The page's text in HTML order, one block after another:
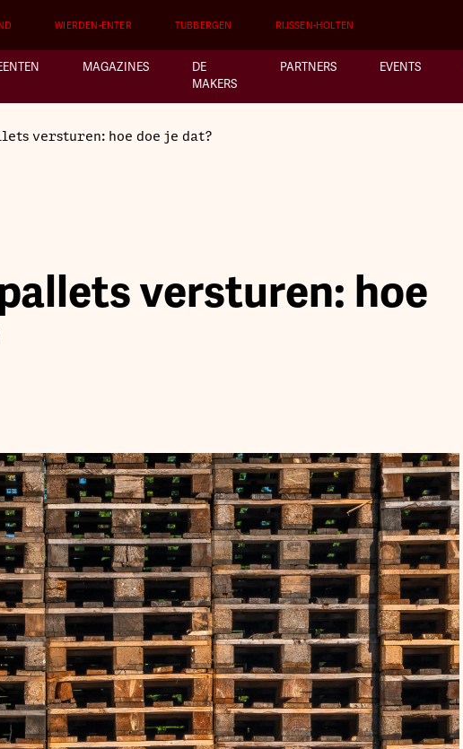
WIERDEN-ENTER TUBBERGEN RIJSSEN-HOLTEN
MAGAZINES
DE
MAKERS
PARTNERS EVENTS
versturen: hoe doe je dat?
versturen: hoe